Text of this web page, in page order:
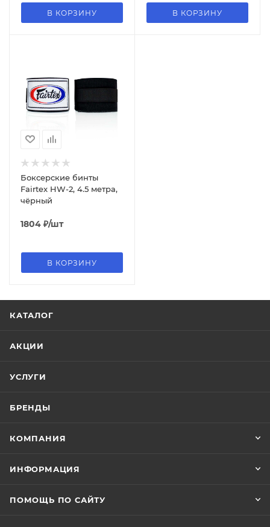
В КОРЗИНУ В КОРЗИНУ
Боксерские бинты
Fairtex HW-2, 4.5 метра,
чёрный
1804 ₽/шт
В КОРЗИНУ
КАТАЛОГ
АКЦИИ
УСЛУГИ
БРЕНДЫ
КОМПАНИЯ
ИНФОРМАЦИЯ
ПОМОЩЬ ПО САЙТУ